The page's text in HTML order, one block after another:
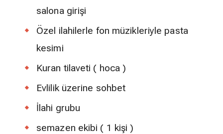
salona girişi
Özel ilahilerle fon müzikleriyle pasta
kesimi
Kuran tilaveti ( hoca )
Evlilik üzerine sohbet
İlahi grubu
semazen ekibi ( 1 kişi )